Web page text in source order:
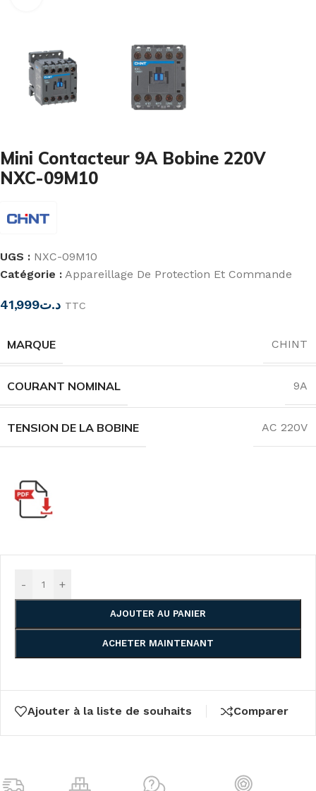
Mini Contacteur 9A Bobine 220V
NXC-09M10
UGS : NXC-09M10
Catégorie : Appareillage De Protection Et Commande
د.ت41,999 TTC
MARQUE CHINT
COURANT NOMINAL 9A
TENSION DE LA BOBINE AC 220V
- +
AJOUTER AU PANIER
ACHETER MAINTENANT
Ajouter à la liste de souhaits Comparer